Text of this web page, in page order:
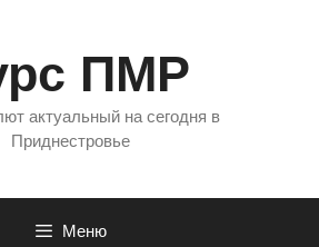
ПМР
актуальный на сегодня в
Приднестровье
Меню